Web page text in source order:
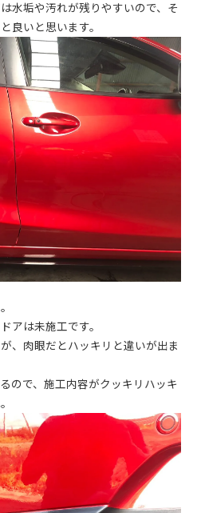
水垢や汚れが残りやすいので、そ
良いと思います。
アは未施工です。
、肉眼だとハッキリと違いが出ま
ので、施工内容がクッキリハッキ